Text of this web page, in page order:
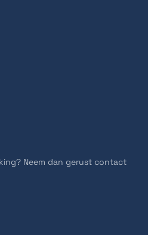
Neem dan gerust contact